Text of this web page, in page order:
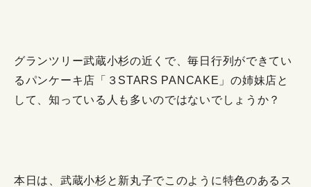
グランツリー武蔵小杉の近くで、毎日行列ができてい
るパンケーキ店「３STARS PANCAKE」の姉妹店と
して、知っている人も多いのではないでしょうか？
本日は、武蔵小杉と新丸子でこのように特色のあるス